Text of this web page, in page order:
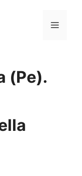
Menu
(Pe).